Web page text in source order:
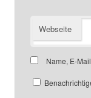
Webseite
Name, E-